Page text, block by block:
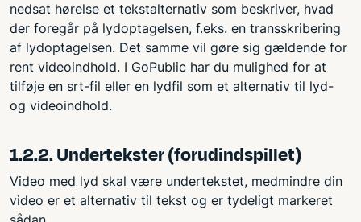
nedsat hørelse et tekstalternativ som beskriver, hvad
der foregår på lydoptagelsen, f.eks. en transskribering
af lydoptagelsen. Det samme vil gøre sig gældende for
rent videoindhold. I GoPublic har du mulighed for at
tilføje en srt-fil eller en lydfil som et alternativ til lyd-
og videoindhold.
1.2.2. Undertekster (forudindspillet)
Video med lyd skal være undertekstet, medmindre din
video er et alternativ til tekst og er tydeligt markeret